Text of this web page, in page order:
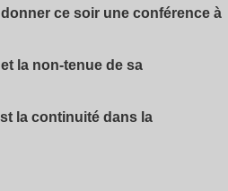
ce soir une conférence à
la non-tenue de sa
la continuité dans la